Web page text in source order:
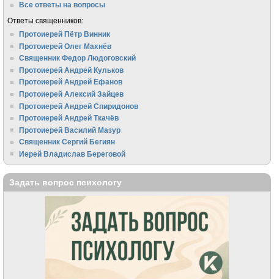
Все ответы на вопросы
Ответы священников:
Протоиерей Пётр Винник
Протоиерей Олег Махнёв
Священник Федор Людоговский
Протоиерей Андрей Кульков
Протоиерей Андрей Ефанов
Протоиерей Алексий Зайцев
Протоиерей Андрей Спиридонов
Протоиерей Андрей Ткачёв
Протоиерей Василий Мазур
Священник Сергий Бегиян
Иерей Владислав Береговой
Задать вопрос психологу